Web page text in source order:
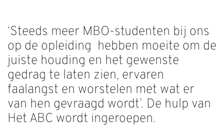
‘Steeds meer MBO-studenten bij ons
op de opleiding hebben moeite om de
juiste houding en het gewenste
gedrag te laten zien, ervaren
faalangst en worstelen met wat er
van hen gevraagd wordt’. De hulp van
Het ABC wordt ingeroepen.